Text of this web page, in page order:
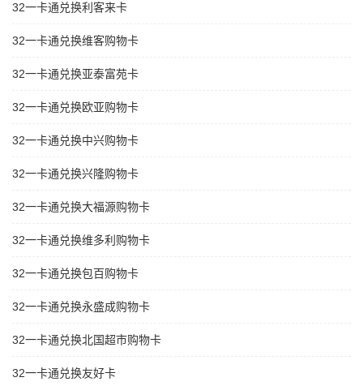
32一卡通兑换利客来卡
32一卡通兑换维客购物卡
32一卡通兑换亚泰富苑卡
32一卡通兑换欧亚购物卡
32一卡通兑换中兴购物卡
32一卡通兑换兴隆购物卡
32一卡通兑换大福源购物卡
32一卡通兑换维多利购物卡
32一卡通兑换包百购物卡
32一卡通兑换永盛成购物卡
32一卡通兑换北国超市购物卡
32一卡通兑换友好卡